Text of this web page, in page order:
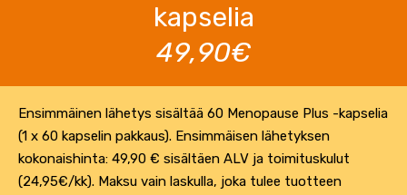
kapselia
49,90€
Ensimmäinen lähetys sisältää 60 Menopause Plus -kapselia
(1 x 60 kapselin pakkaus). Ensimmäisen lähetyksen
kokonaishinta: 49,90 € sisältäen ALV ja toimituskulut
(24,95€/kk). Maksu vain laskulla, joka tulee tuotteen